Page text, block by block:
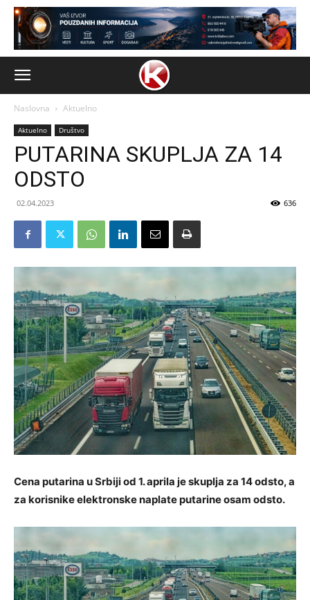
Naslovna Aktuelno
Aktuelno Društvo
PUTARINA SKUPLJA ZA 14
ODSTO
02.04.2023 636
Cena putarina u Srbiji od 1. aprila je skuplja za 14 odsto, a
za korisnike elektronske naplate putarine osam odsto.